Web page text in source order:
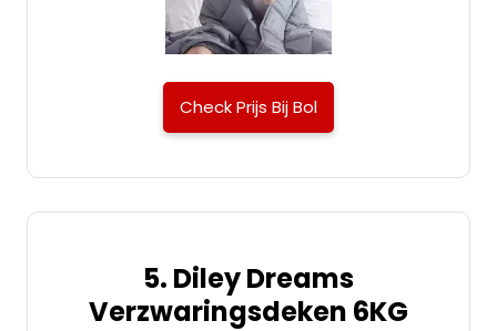
Check Prijs Bij Bol
5. Diley Dreams
Verzwaringsdeken 6KG